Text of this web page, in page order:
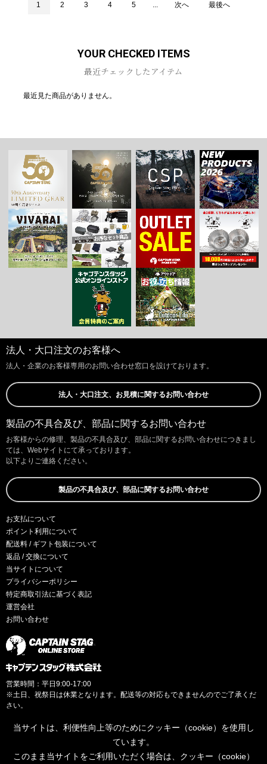
1 2 3 4 5 次へ 最後へ
YOUR CHECKED ITEMS
最近チェックしたアイテム
最近見た商品がありません。
法人・大口注文のお客様へ
法人・企業のお客様専用のお問い合わせ窓口を設けております。
法人・大口注文、お見積に関するお問い合わせ
製品の不具合及び、部品に関するお問い合わせ
お客様からの修理、製品の不具合及び、部品に関するお問い合わせにつきまし
ては、Webサイトにて承っております。
以下よりご連絡ください。
製品の不具合及び、部品に関するお問い合わせ
お支払について
ポイント利用について
配送料 / ギフト包装について
返品 / 交換について
当サイトについて
プライバシーポリシー
特定商取引法に基づく表記
運営会社
お問い合わせ
営業時間：平日9:00-17:00
※土日、祝祭日は休業となります。配送等の対応もできませんのでご了承くだ
さい。
当サイトは、利便性向上等のためにクッキー（cookie）を使用し
ています。
このまま当サイトをご利用いただく場合は、クッキー（cookie）